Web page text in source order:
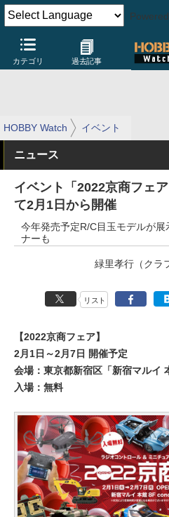
カテゴリ 過去記事
HOBBY Watch イベント
ニュース
イベント「2022京商フェ
て2月1日から開催
今年発売予定R/C目玉モデルが
ナーも
緑里孝行（クラ
リスト
【2022京商フェア】
2月1日～2月7日 開催予定
会場：東京都新宿区「新宿マルイ
入場：無料